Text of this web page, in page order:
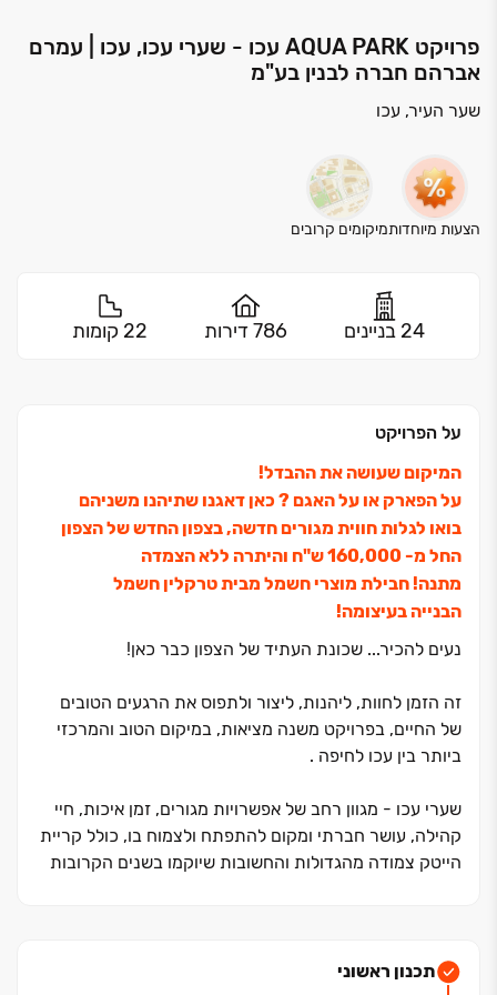
פרויקט AQUA PARK עכו - שערי עכו, עכו | עמרם
אברהם חברה לבנין בע"מ
שער העיר, עכו
הצעות מיוחדותמיקומים קרובים
24 בניינים 786 דירות 22 קומות
על הפרויקט
המיקום שעושה את ההבדל!
על הפארק או על האגם ? כאן דאגנו שתיהנו משניהם
בואו לגלות חווית מגורים חדשה, בצפון החדש של הצפון
החל מ‏- ‏160,000 ש"ח והיתרה ללא הצמדה
מתנה! חבילת מוצרי חשמל מבית טרקלין חשמל
הבנייה בעיצומה!
נעים להכיר... שכונת העתיד של הצפון כבר כאן!
זה הזמן לחוות, ליהנות, ליצור ולתפוס את הרגעים הטובים
של החיים, בפרויקט משנה מציאות, במיקום הטוב והמרכזי
ביותר בין עכו לחיפה .
שערי עכו - מגוון רחב של אפשרויות מגורים, זמן איכות, חיי
קהילה, עושר חברתי ומקום להתפתח ולצמוח בו, כולל קריית
הייטק צמודה מהגדולות והחשובות שיוקמו בשנים הקרובות
המגורים החדש, שנבנה ע"י חברת עמרם אברהם, מחברות
תכנון ראשוני